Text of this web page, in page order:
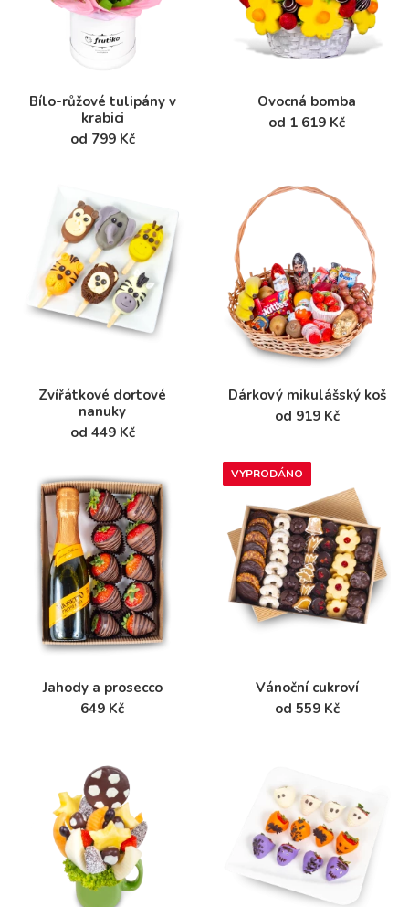
Bílo-růžové tulipány v
krabici
od 799 Kč
Ovocná bomba
od 1 619 Kč
Zvířátkové dortové
nanuky
od 449 Kč
Dárkový mikulášský koš
od 919 Kč
Jahody a prosecco
649 Kč
VYPRODÁNO
Vánoční cukroví
od 559 Kč